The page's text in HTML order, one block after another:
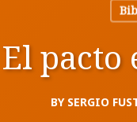
El pacto
BY SERGIO